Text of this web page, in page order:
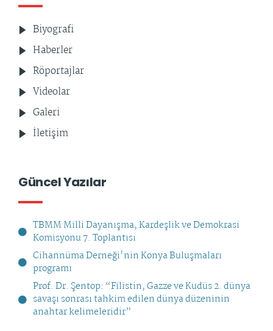
Biyografi
Haberler
Röportajlar
Videolar
Galeri
İletişim
Güncel Yazılar
TBMM Milli Dayanışma, Kardeşlik ve Demokrasi
Komisyonu 7. Toplantısı
Cihannüma Derneği'nin Konya Buluşmaları
programı
Prof. Dr. Şentop: “Filistin, Gazze ve Kudüs 2. dünya
savaşı sonrası tahkim edilen dünya düzeninin
anahtar kelimeleridir”